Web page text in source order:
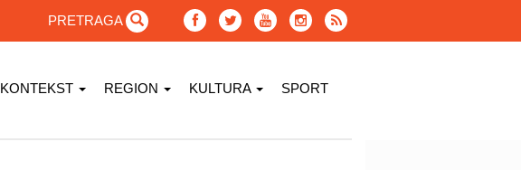
PRETRAGA
KONTEKST REGION KULTURA SPORT